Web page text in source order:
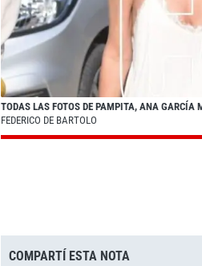
TODAS LAS FOTOS DE PAMPITA, ANA GARCÍA
FEDERICO DE BARTOLO
COMPARTÍ ESTA NOTA